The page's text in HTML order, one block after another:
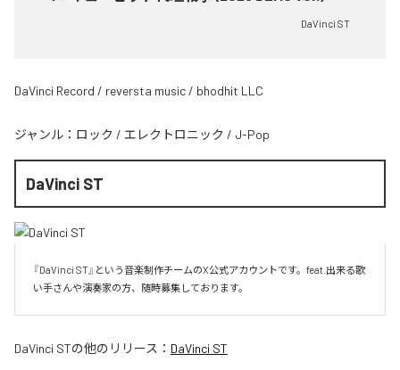
DaVinci ST
DaVinci Record / reversta music / bhodhit LLC
ジャンル： ロック / エレクトロニック / J-Pop
DaVinci ST
『DaVinci ST』という音楽制作チームのX公式アカウントです。feat.出来る歌
い手さんや演奏家の方、随時募集しております。
DaVinci STの他のリリース： DaVinci ST